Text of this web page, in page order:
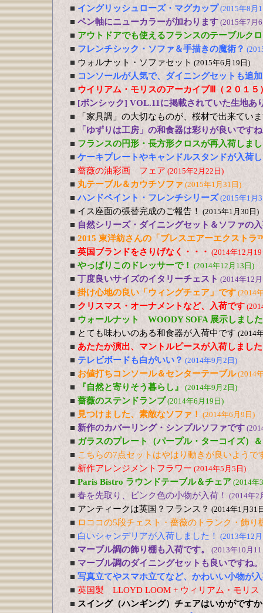
■ イングリッシュローズ・マグカップ (2015年8月
■ ペン軸にニューカラーが加わります (2015年7月
■ アウトドアでも使えるフランスのテーブルク
■ フレンチシック・ソファ＆手描きの魔術？
■ ウォルナット・ソファセット (2015年6月19日)
■ コンソールが人気で、ダイニングセットも追
■ ウイリアム・モリスのアーカイブⅢ（２０１５
■ [ボンシック] VOL.11に掲載されていた生地あ
■
「家具調」の大切なものが、桜材で出来てい
■
「ゆずりは工房」の和食器は彩りが良いです
■ フランスの円形・長方形クロスが再入荷しま
■ ケーキプレートやキャンドルスタンドが入荷
■ 薔薇の油彩画 フェア (2015年2月22日)
■ 丸テーブル＆カウチソファ (2015年1月31日)
■ ハンドペイント・フレンチシリーズ (2015年1月
■ イス座面の張替完成のご報告！ (2015年1月30日)
■ 自然シリーズ・ダイニングセット＆ソファの
■ 2015 東洋紡さんの「ブレスエアーエクスト
■ 英国ブランドをさりげなく・・・ (2014年12月
■ やっぱりこのドレッサーで！ (2014年12月13日)
■ 丁度良いサイズのイタリーチェスト (2014年12
■ 掛け心地の良い「ウィングチェア」です (2014
■ クリスマス・オーナメントなど、入荷です
■ ウォールナット WOODY SOFA 展示しました
■ とても味わいのある和食器が入荷中です (2014
■ あたたか演出、マントルピースが入荷しまし
■ テレビボードも白がいい？ (2014年9月2日)
■ お値打ちコンソール＆センターテーブル(2014
■ 『自然と寄りそう暮らし』 (2014年9月2日)
■ 薔薇のステンドランプ (2014年6月19日)
■ 見つけました、素敵なソファ！ (2014年6月9日)
■ 新作のカバーリング・シンプルソファです
■ ガラスのプレート（パープル・ターコイズ）
■ こちらの7点セットはやはり動きが良いようで
■ 新作アレンジメントフラワー (2014年5月5日)
■ Paris Bistro ラウンドテーブル＆チェア (2014年
■ 春を先取り、ピンク色の小物が入荷！ (2014年2
■ アンティークは英国？フランス？ (2014年1月31
■ ロココの5段チェスト・薔薇のトランク・飾り
■ 白いシャンデリアが入荷しました！ (2013年12
■ マーブル調の飾り棚も入荷です。 (2013年10月
■ マーブル調のダイニングセットも良いですね。
■ 写真立てやスマホ立てなど、かわいい小物が
■ 英国製 LLOYD LOOM + ウィリアム・モリ
■ スイング（ハンギング）チェアはいかがで